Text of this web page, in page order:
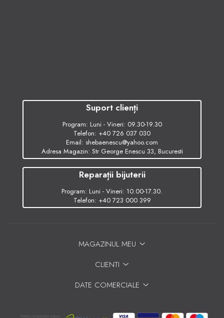
Suport clienți
Program: Luni - Vineri: 09.30-19.30
Telefon: +40 726 037 030
Email: shebaenescu@yahoo.com
Adresa Magazin: Str George Enescu 33, Bucuresti
Reparații bijuterii
Program: Luni - Vineri: 10.00-17.30.
Telefon: +40 723 000 399
MAGAZINUL MEU
CLIENTI
DATE COMERCIALE